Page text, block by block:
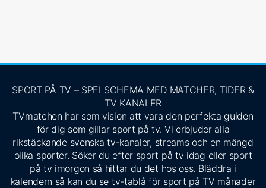
SPORT PÅ TV – SPELSCHEMA MED MATCHER, TIDER &
TV KANALER
TVmatchen har som vision att vara den perfekta guiden
för dig som gillar sport på tv. Vi erbjuder alla
rikstäckande svenska tv-kanaler, streams och en mängd
olika sporter. Söker du efter sport på tv idag eller sport
på tv imorgon så hittar du det hos oss. Bläddra i
kalendern så kan du se tv-tablå för sport på TV månader